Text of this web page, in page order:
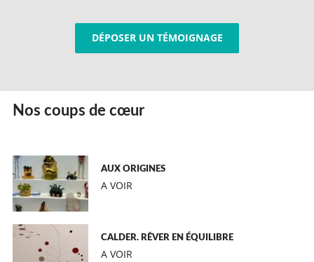
DÉPOSER UN TÉMOIGNAGE
Nos coups de cœur
AUX ORIGINES
A VOIR
CALDER. RÊVER EN ÉQUILIBRE
A VOIR